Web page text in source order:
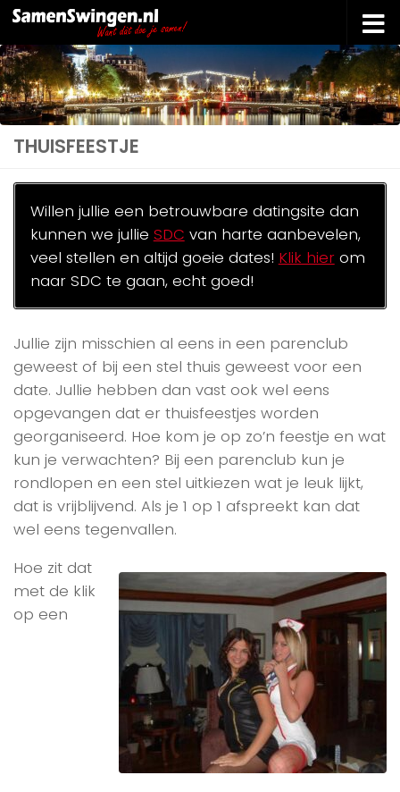
Doorgaan naar inhoud
THUISFEESTJE
Willen jullie een betrouwbare datingsite dan
kunnen we jullie SDC van harte aanbevelen,
veel stellen en altijd goeie dates! Klik hierom
naar SDC te gaan, echt goed!
Jullie zijn misschien al eens in een parenclub
geweest of bij een stel thuis geweest voor een
date. Jullie hebben dan vast ook wel eens
opgevangen dat er thuisfeestjes worden
georganiseerd. Hoe kom je op zo’n feestje en wat
kun je verwachten? Bij een parenclub kun je
rondlopen en een stel uitkiezen wat je leuk lijkt,
dat is vrijblijvend. Als je 1 op 1 afspreekt kan dat
wel eens tegenvallen.
Hoe zit dat
met de klik
op een